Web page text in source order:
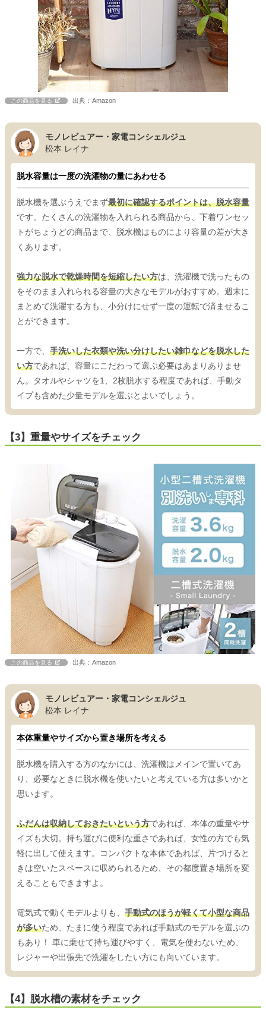
この商品を見る 出典：Amazon
モノレビュアー・家電コンシェルジュ
松本 レイナ
脱水容量は一度の洗濯物の量にあわせる
脱水機を選ぶうえでまず最初に確認するポイントは、脱水容量
です。たくさんの洗濯物を入れられる商品から、下着ワンセッ
トがちょうどの商品まで、脱水機はものにより容量の差が大き
くあります。
強力な脱水で乾燥時間を短縮したい方は、洗濯機で洗ったもの
をそのまま入れられる容量の大きなモデルがおすすめ。週末に
まとめて洗濯する方も、小分けにせず一度の運転で済ませるこ
とができます。
一方で、 手洗いした衣類や洗い分けしたい雑巾などを脱水した
い方であれば、容量にこだわって選ぶ必要はあまりありませ
ん。タオルやシャツを1、2枚脱水する程度であれば、手動タ
イプも含めた少量モデルを選ぶとよいでしょう。
【3】重量やサイズをチェック
この商品を見る 出典：Amazon
モノレビュアー・家電コンシェルジュ
松本 レイナ
本体重量やサイズから置き場所を考える
脱水機を購入する方のなかには、洗濯機はメインで置いてあ
り、必要なときに脱水機を使いたいと考えている方は多いかと
思います。
ふだんは収納しておきたいという方であれば、本体の重量やサ
イズも大切。持ち運びに便利な重さであれば、女性の方でも気
軽に出して使えます。コンパクトな本体であれば、片づけると
きは空いたスペースに収められるため、その都度置き場所を変
えることもできますよ。
電気式で動くモデルよりも、 手動式のほうが軽くて小型な商品
が多いため、たまに使う程度であれば手動式のモデルを選ぶの
もあり！ 車に乗せて持ち運びやすく、電気を使わないため、
レジャーや出張先で洗濯をしたい方にも向いています。
【4】脱水槽の素材をチェック